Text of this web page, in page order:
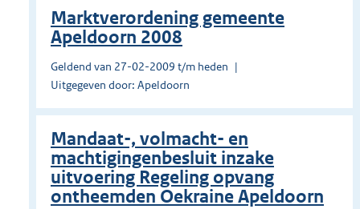
Marktverordening gemeente
Apeldoorn 2008
Geldend van 27-02-2009 t/m heden
Uitgegeven door: Apeldoorn
Mandaat-, volmacht- en
machtigingenbesluit inzake
uitvoering Regeling opvang
ontheemden Oekraine Apeldoorn